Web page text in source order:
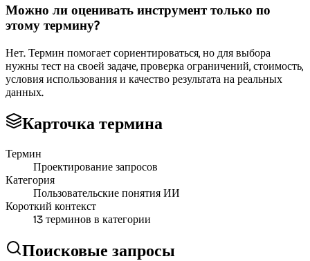
Можно ли оценивать инструмент только по
этому термину?
Нет. Термин помогает сориентироваться, но для выбора
нужны тест на своей задаче, проверка ограничений, стоимость,
условия использования и качество результата на реальных
данных.
Карточка термина
Термин
Проектирование запросов
Категория
Пользовательские понятия ИИ
Короткий контекст
13 терминов в категории
Поисковые запросы